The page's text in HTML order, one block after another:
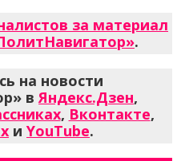
за материал
.
на новости
в Яндекс.Дзен,
, Вконтакте,
и YouTube.